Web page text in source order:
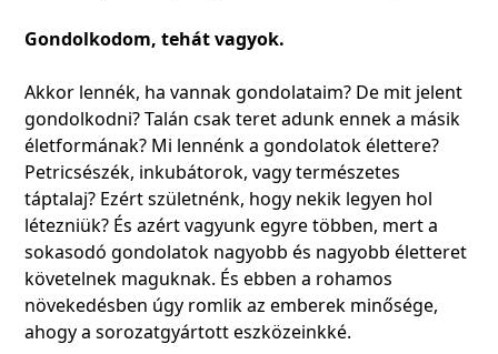
Gondolkodom, tehát vagyok.
Akkor lennék, ha vannak gondolataim? De mit jelent
gondolkodni? Talán csak teret adunk ennek a másik
életformának? Mi lennénk a gondolatok élettere?
Petricsészék, inkubátorok, vagy természetes
táptalaj? Ezért születnénk, hogy nekik legyen hol
létezniük? És azért vagyunk egyre többen, mert a
sokasodó gondolatok nagyobb és nagyobb életteret
követelnek maguknak. És ebben a rohamos
növekedésben úgy romlik az emberek minősége,
ahogy a sorozatgyártott eszközeinkké.